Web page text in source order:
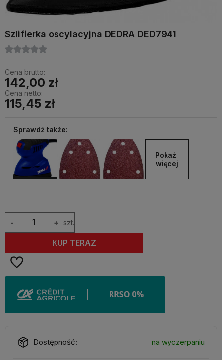
Szlifierka oscylacyjna DEDRA DED7941
Cena brutto:
142,00 zł
Cena netto:
115,45 zł
Sprawdź także:
Pokaż
więcej
+
- szt.
KUP TERAZ
Dostępność: na wyczerpaniu